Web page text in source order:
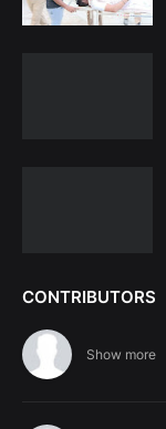
CONTRIBUTORS
Show more